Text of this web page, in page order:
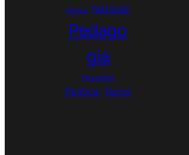
Música Noticias
Pedago
gía
Personajes
Política Terror